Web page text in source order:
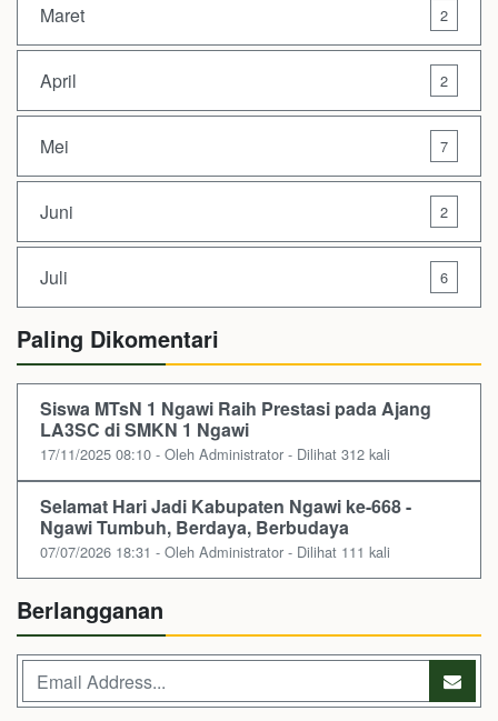
Maret 2
April 2
Mei 7
Juni 2
Juli 6
Paling Dikomentari
Siswa MTsN 1 Ngawi Raih Prestasi pada Ajang
LA3SC di SMKN 1 Ngawi
17/11/2025 08:10 - Oleh Administrator - Dilihat 312 kali
Selamat Hari Jadi Kabupaten Ngawi ke-668 -
Ngawi Tumbuh, Berdaya, Berbudaya
07/07/2026 18:31 - Oleh Administrator - Dilihat 111 kali
Berlangganan